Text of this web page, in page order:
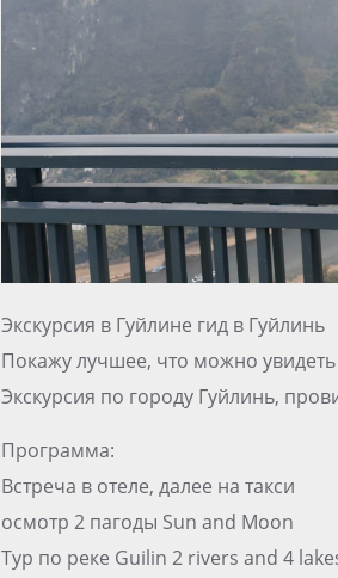
Экскурсия в Гуйлине гид в Гуйлинь
Покажу лучшее, что можно увидеть
Экскурсия по городу Гуйлинь,
Программа:
Встреча в отеле, далее на такси
осмотр 2 пагоды Sun and Moon
Тур по реке Guilin 2 rivers and 4